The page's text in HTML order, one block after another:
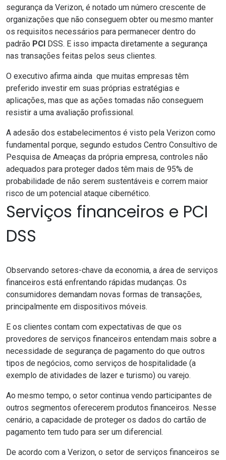
segurança da Verizon, é notado um número crescente de
organizações que não conseguem obter ou mesmo manter
os requisitos necessários para permanecer dentro do
padrão PCI DSS. E isso impacta diretamente a segurança
nas transações feitas pelos seus clientes.
O executivo afirma ainda que muitas empresas têm
preferido investir em suas próprias estratégias e
aplicações, mas que as ações tomadas não conseguem
resistir a uma avaliação profissional.
A adesão dos estabelecimentos é visto pela Verizon como
fundamental porque, segundo estudos Centro Consultivo de
Pesquisa de Ameaças da própria empresa, controles não
adequados para proteger dados têm mais de 95% de
probabilidade de não serem sustentáveis e correm maior
risco de um potencial ataque cibernético.
Serviços financeiros e PCI
DSS
Observando setores-chave da economia, a área de serviços
financeiros está enfrentando rápidas mudanças. Os
consumidores demandam novas formas de transações,
principalmente em dispositivos móveis.
E os clientes contam com expectativas de que os
provedores de serviços financeiros entendam mais sobre a
necessidade de segurança de pagamento do que outros
tipos de negócios, como serviços de hospitalidade (a
exemplo de atividades de lazer e turismo) ou varejo.
Ao mesmo tempo, o setor continua vendo participantes de
outros segmentos oferecerem produtos financeiros. Nesse
cenário, a capacidade de proteger os dados do cartão de
pagamento tem tudo para ser um diferencial.
De acordo com a Verizon, o setor de serviços financeiros se